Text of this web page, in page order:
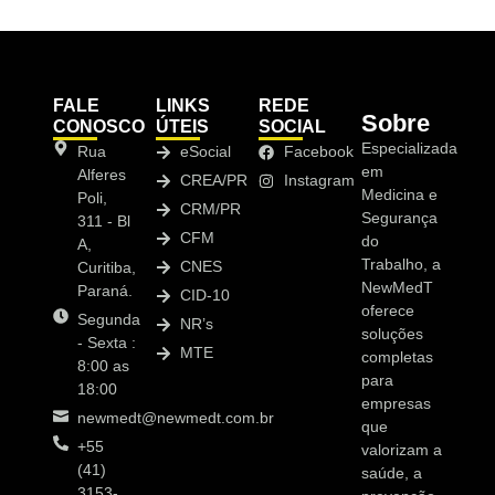
FALE
CONOSCO
Rua
Alferes
Poli,
311 - Bl
A,
Curitiba,
Paraná.
Segunda
- Sexta :
8:00 as
18:00
newmedt@newmedt.com.br
+55
(41)
LINKS
ÚTEIS
eSocial
CREA/PR
CRM/PR
CFM
CNES
CID-10
NR’s
MTE
REDE
SOCIAL
Facebook
Instagram
Sobre
Especializada
em
Medicina e
Segurança
do
Trabalho, a
NewMedT
oferece
soluções
completas
para
empresas
que
valorizam a
saúde, a